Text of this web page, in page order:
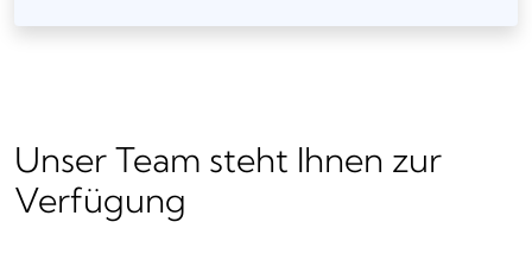
Unser Team steht Ihnen zur
Verfügung